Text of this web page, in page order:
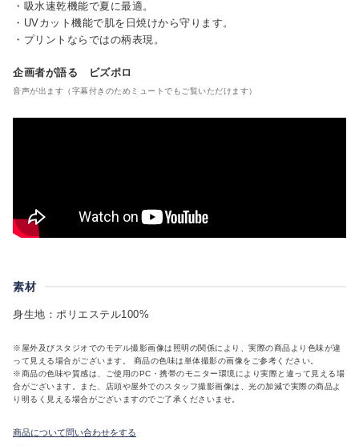
・吸水速乾機能で夏に最適。
・UVカット機能で肌を日焼けから守ります。
・プリントならではの柄表現。
企画者が語る ビズポロ
音声が出ます（字幕付きのためミュートでもご覧いただけます）
素材
身生地：ポリエステル100%
※屋外及びスタジオでのモデル撮影画像は照明の関係により、実際の商品より色味が違
って見える場合がございます。 商品の色味は単体撮影の画像をご参考ください。
※商品の色味や質感は、ご使用のPC・携帯のモニター環境により実際と違って見える場
合がございます。また、店頭や屋外でのスタッフ撮影画像は、光の加減で実際の商品よ
り明るく見える場合がございますのでご了承くださいませ。
商品について問い合わせをする